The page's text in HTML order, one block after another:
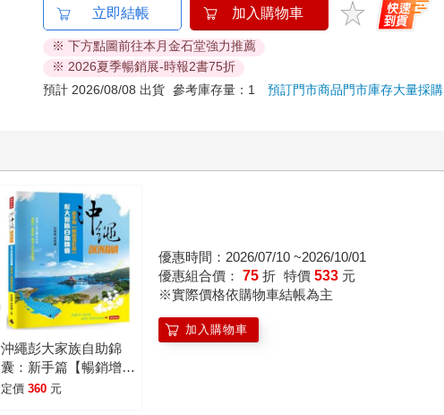
立即結帳 加入購物車
※ 下方點圖前往本月金石堂強力推薦
※ 2026夏季暢銷展-時報2書75折
預計 2026/08/08 出貨 參考庫存量：1預訂門市商品門市庫存大量採購
沖繩彭大家族自助錦
囊：新手篇【暢銷增訂
版】
定價 360 元
優惠時間：2026/07/10 ~2026/10/01
優惠組合價： 75 折 特價 533 元
※實際價格依購物車結帳為主
加入購物車